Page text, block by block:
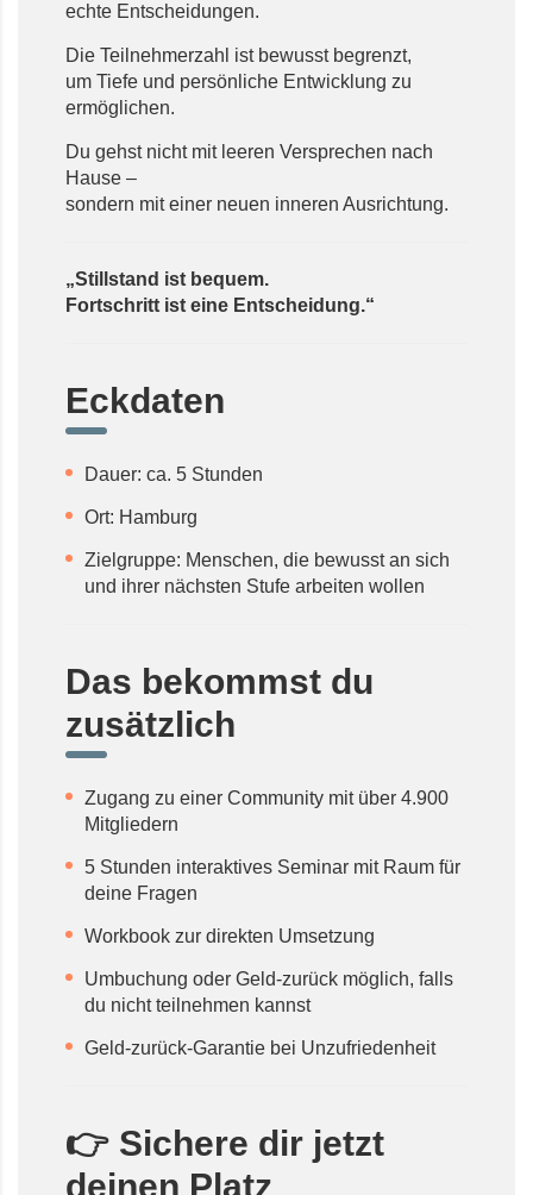
echte Entscheidungen.
Die Teilnehmerzahl ist bewusst begrenzt,
um Tiefe und persönliche Entwicklung zu
ermöglichen.
Du gehst nicht mit leeren Versprechen nach
Hause –
sondern mit einer neuen inneren Ausrichtung.
„Stillstand ist bequem.
Fortschritt ist eine Entscheidung.“
Eckdaten
Dauer: ca. 5 Stunden
Ort: Hamburg
Zielgruppe: Menschen, die bewusst an sich
und ihrer nächsten Stufe arbeiten wollen
Das bekommst du
zusätzlich
Zugang zu einer Community mit über 4.900
Mitgliedern
5 Stunden interaktives Seminar mit Raum für
deine Fragen
Workbook zur direkten Umsetzung
Umbuchung oder Geld-zurück möglich, falls
du nicht teilnehmen kannst
Geld-zurück-Garantie bei Unzufriedenheit
👉 Sichere dir jetzt
deinen Platz